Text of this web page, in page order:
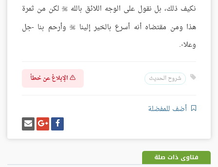
نكيف ذلك، بل نقول على الوجه اللائق بالله لكن من ثمرة
هذا ومن مقتضاه أنه أسرع بالخير إلينا وأرحم بنا -جل
وعلا-.
شروح الحديث الإبلاغ عن خطأ
أضف للمفضلة
شارك
على
فيسبوك
شارك
على
غوغل
بلس
إرسل
إيميل
فتاوى ذات صلة